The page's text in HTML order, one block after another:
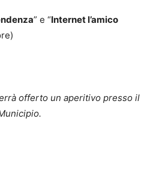
” e “Internet l’amico
offerto un aperitivo presso il